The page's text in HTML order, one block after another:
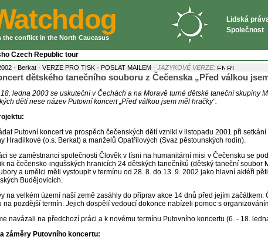
the conflict in the North Caucasus
Lidská
Společnost
Czech Republic tour
· Berkat · VERZE PRO TISK · POSLAT MAILEM · JAZYKOVÉ VERZE:
dětského tanečního souboru z Čečenska „Před válkou
ledna 2003 se uskuteční v Čechách a na Moravě turné dětské taneční skupiny
dětí nese název Putovní koncert „Před válkou jsem měl hračky“.
Putovní koncert ve prospěch čečenských dětí vznikl v listopadu 2001 při
Hradilkové (o.s. Berkat) a manželů Opatřilových (Svaz pěstounských rodin).
se zaměstnanci společnosti Člověk v tísni na humanitární misi v Čečensku se
na čečensko-ingušských hranicích 24 dětských tanečníků (dětský taneční soubor
a umělci měli vystoupit v termínu od 28. 8. do 13. 9. 2002 jako hlavní aktéři
Budějovicích.
na velkém území naší země zasáhly do příprav akce 14 dnů před jejím začátkem.
na pozdější termín. Jejich dospělí vedoucí dokonce nabízeli pomoc s
navázali na předchozí práci a k novému termínu Putovního koncertu (6. - 18.
záměry Putovního koncertu: